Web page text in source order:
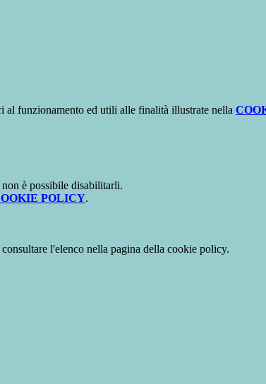
al funzionamento ed utili alle finalità illustrate nella
è possibile disabilitarli.
POLICY.
l'elenco nella pagina della cookie policy.